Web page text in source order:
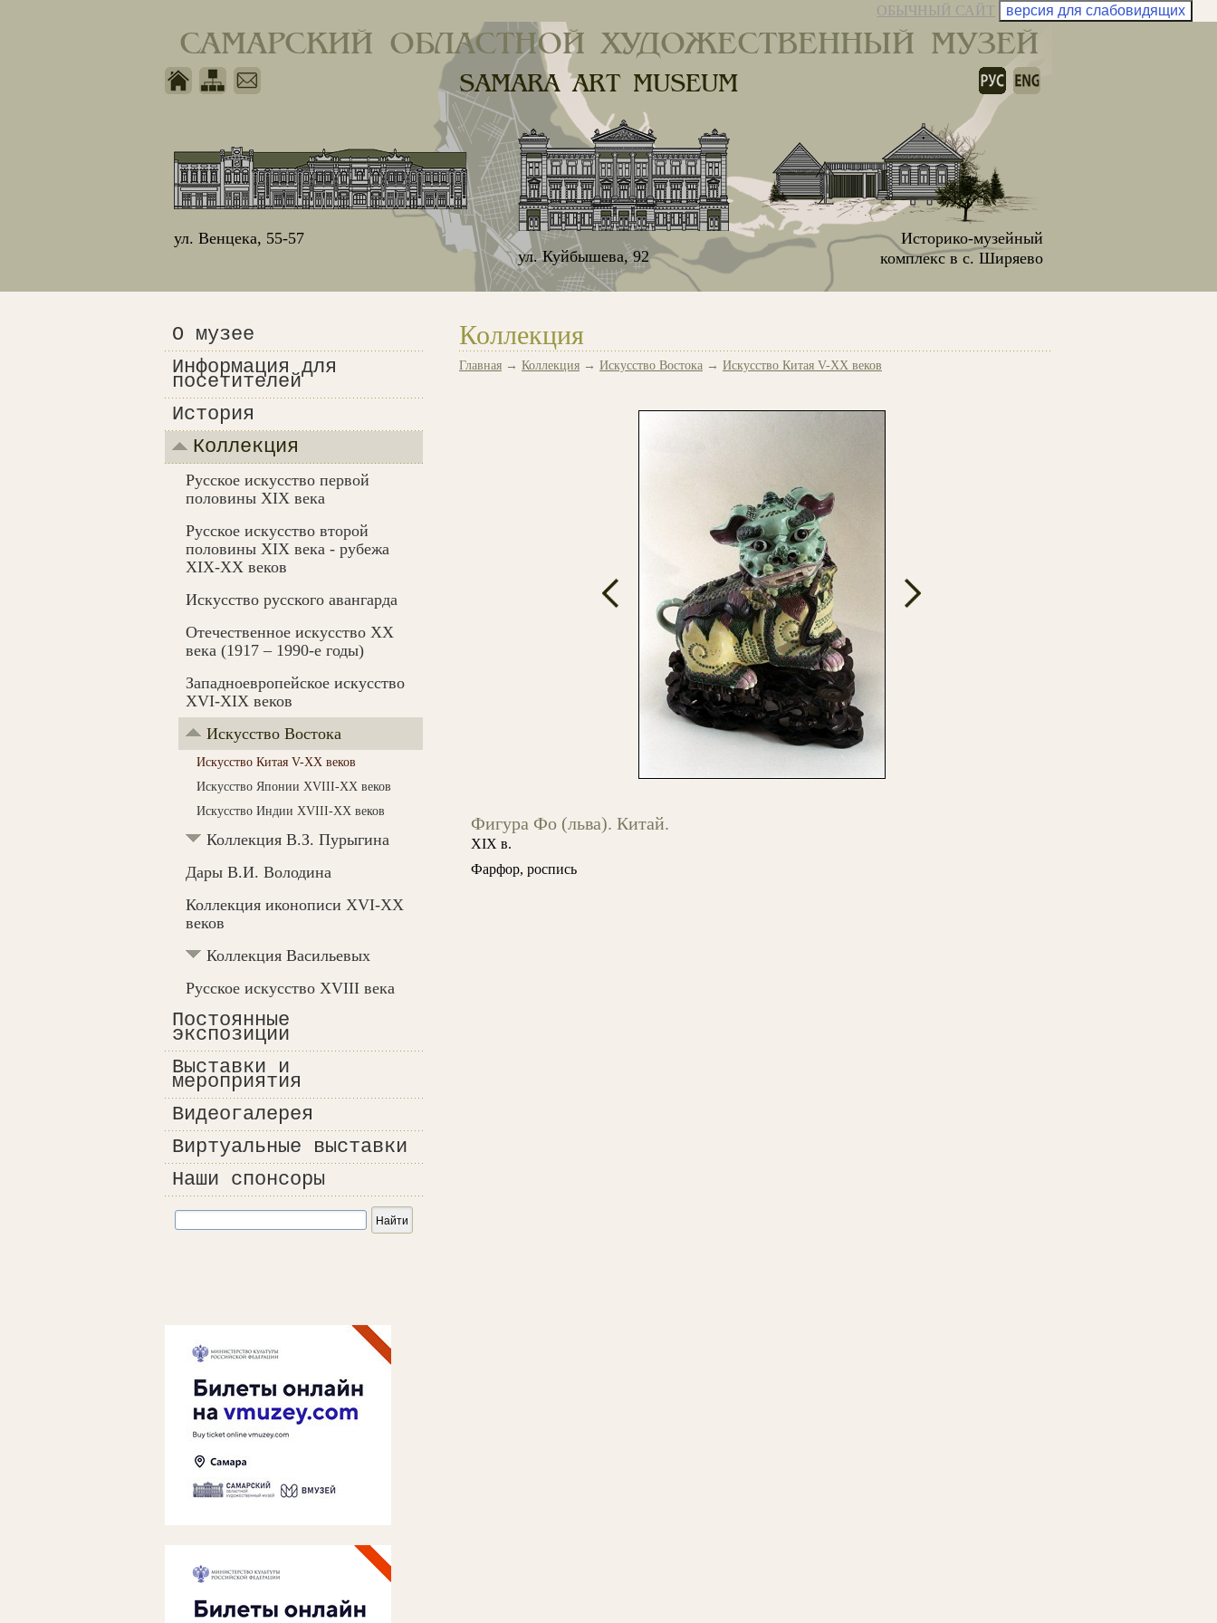
ОБЫЧНЫЙ САЙТ версия для слабовидящих
САМАРСКИЙ ОБЛАСТНОЙ ХУДОЖЕСТВЕННЫЙ МУЗЕЙ
SAMARA ART MUSEUM
ул. Куйбышева, 92
ул. Венцека, 55-57
Историко-музейный
комплекс в с. Ширяево
О музее
Информация для
посетителей
История
Коллекция
Русское искусство первой
половины XIX века
Русское искусство второй
половины XIX века - рубежа
XIX-ХХ веков
Искусство русского авангарда
Отечественное искусство XX
века (1917 – 1990-e годы)
Западноевропейское искусство
XVI-XIX веков
Искусство Востока
Искусство Китая V-XX веков
Искусство Японии XVIII-XX веков
Искусство Индии XVIII-XX веков
Коллекция В.З. Пурыгина
Дары В.И. Володина
Коллекция иконописи XVI-XX
веков
Коллекция Васильевых
Русское искусство XVIII века
Постоянные
экспозиции
Выставки и
мероприятия
Видеогалерея
Виртуальные выставки
Наши спонсоры
Коллекция
Главная → Коллекция → Искусство Востока → Искусство Китая V-XX веков
Фигура Фо (льва). Китай.
XIX в.
Фарфор, роспись